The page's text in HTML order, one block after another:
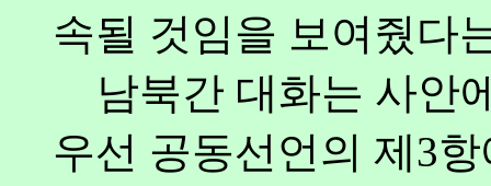
속될 것임을 보여줬다
남북간 대화는 사안
우선 공동선언의 제3